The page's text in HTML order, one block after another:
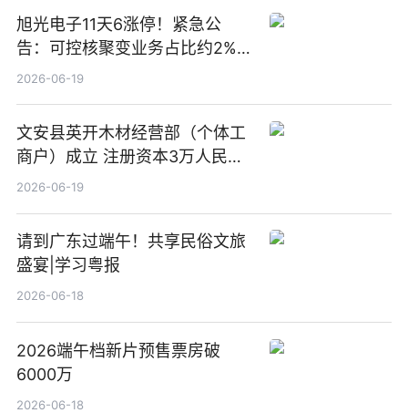
旭光电子11天6涨停！紧急公
告：可控核聚变业务占比约2%！
前沿热点
2026-06-19
文安县英开木材经营部（个体工
商户）成立 注册资本3万人民币
新要闻
2026-06-19
请到广东过端午！共享民俗文旅
盛宴|学习粤报
2026-06-18
2026端午档新片预售票房破
6000万
2026-06-18